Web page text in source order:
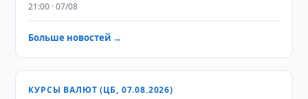
21:00 · 07/08
Больше новостей →
КУРСЫ ВАЛЮТ (ЦБ, 07.08.2026)